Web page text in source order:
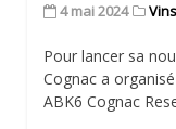
4 mai 2024
Pour lancer sa
Cognac a
ABK6 Cognac